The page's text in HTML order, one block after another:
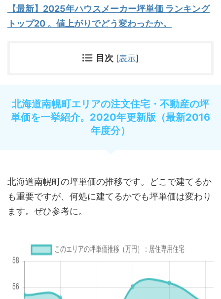
【最新】2025年ハウスメーカー坪単価 ランキング
トップ20 。値上がりでどう変わったか。
目次 [表示]
北海道南幌町エリアの注文住宅・不動産の坪
単価を一挙紹介。2020年更新版（最新2016
年度分）
北海道南幌町の坪単価の推移です。どこで建てるか
も重要ですが、何処に建てるかでも坪単価は変わり
ます。ぜひ参考に。